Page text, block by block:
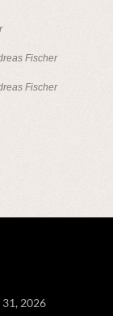
Fischer
Fischer
2026